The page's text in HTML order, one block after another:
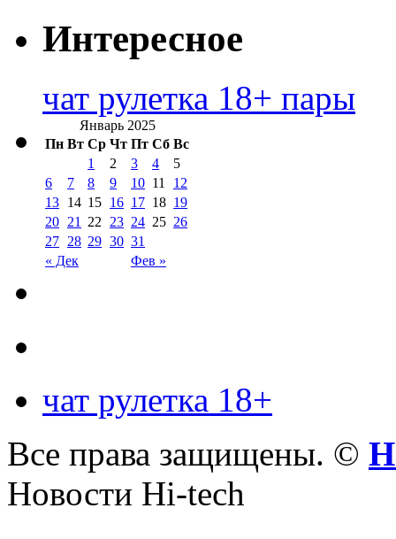
Интересное
чат рулетка 18+ пары
Январь 2025
Пн Вт Ср Чт Пт Сб Вс
« Дек Фев »
1 2 3 4
5
6
7 8 9 10 11
12
13 14 15 16 17 18 19
20 21 22 23 24 25 26
27 28 29 30 31
чат рулетка 18+
Все права защищены. ©
Новости Hi-tech